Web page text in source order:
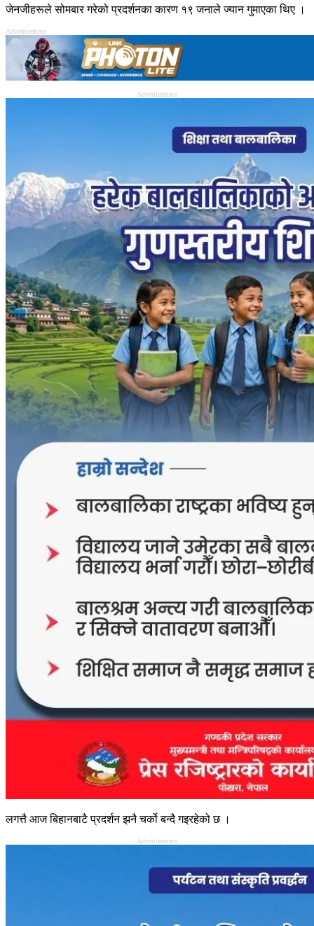
जेनजीहरूले सोमबार गरेको प्रदर्शनका कारण १९ जनाले ज्यान गुमाएका थिए ।
Advertisement
Advertisement
लगत्तै आज बिहानबाटै प्रदर्शन झनै चर्को बन्दै गइरहेको छ ।
Advertisement